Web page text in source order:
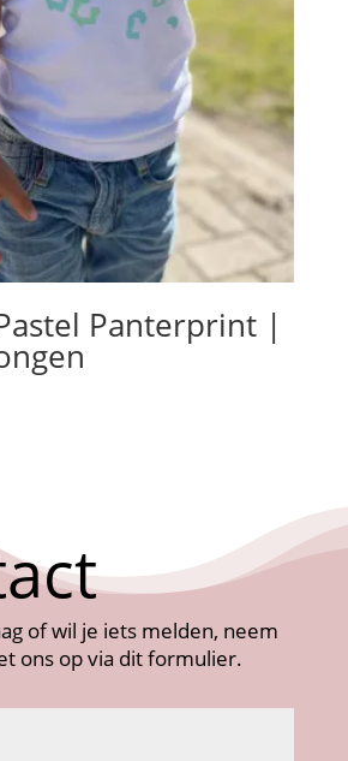
Panterprint |
of wil je iets melden, neem
ons op via dit formulier.